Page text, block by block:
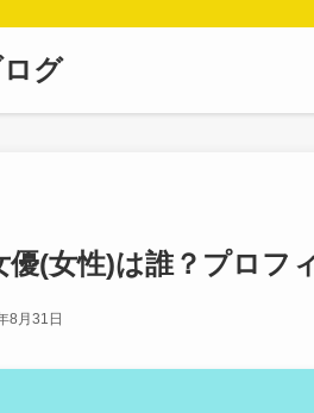
グ
(女性)は誰？プロフ
8月31日